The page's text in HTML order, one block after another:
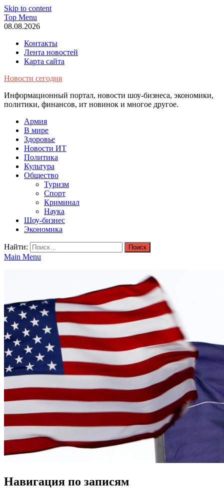
Skip to content
Top Menu
08.08.2026
Контакты
Лента новостей
Карта сайта
Новости сегодня
Информационный портал, новости шоу-бизнеса, экономики,
политики, финансов, ит новинок и многое другое.
Армия
В мире
Здоровье
Новости ИТ
Политика
Культура
Общество
Туризм
Спорт
Криминал
Наука
Шоу-бизнес
Экономика
Найти:
Main Menu
Навигация по записям